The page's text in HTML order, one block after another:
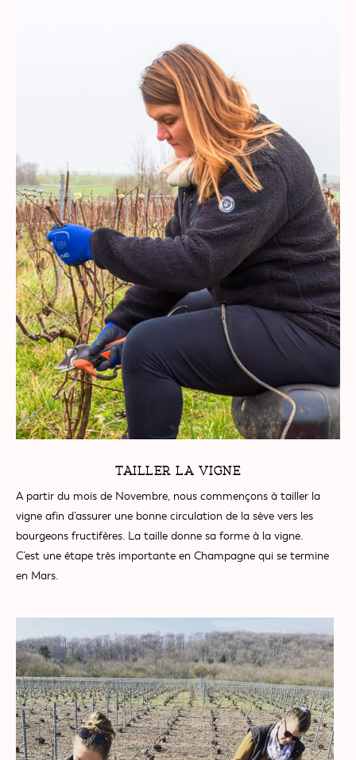
TAILLER LA VIGNE
A partir du mois de Novembre, nous commençons à tailler la
vigne afin d’assurer une bonne circulation de la sève vers les
bourgeons fructifères. La taille donne sa forme à la vigne.
C’est une étape très importante en Champagne qui se termine
en Mars.